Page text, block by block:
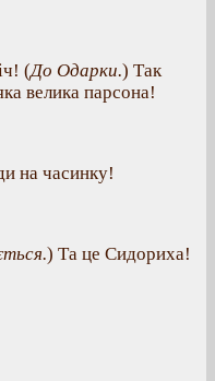
(До Одарки.) Так
велика парсона!
на часинку!
) Та це Сидориха!